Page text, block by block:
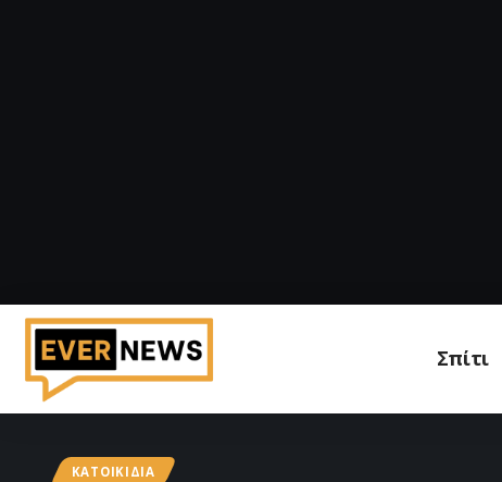
Σπίτι
ΚΑΤΟΙΚΊΔΙΑ